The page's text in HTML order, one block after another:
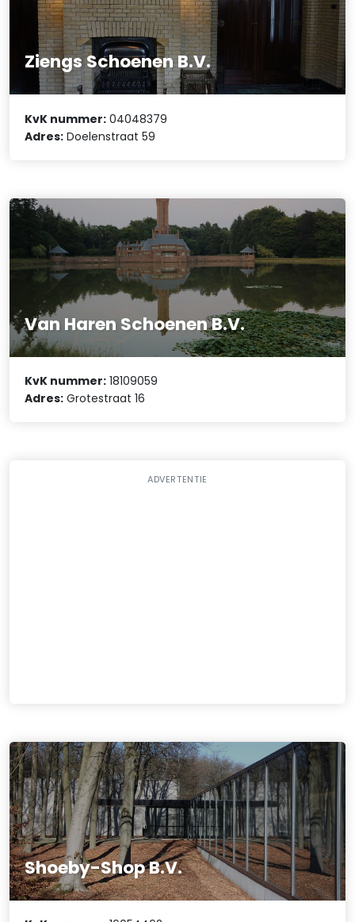
Ziengs Schoenen B.V.
KvK nummer: 04048379
Adres: Doelenstraat 59
Van Haren Schoenen B.V.
KvK nummer: 18109059
Adres: Grotestraat 16
ADVERTENTIE
Shoeby-Shop B.V.